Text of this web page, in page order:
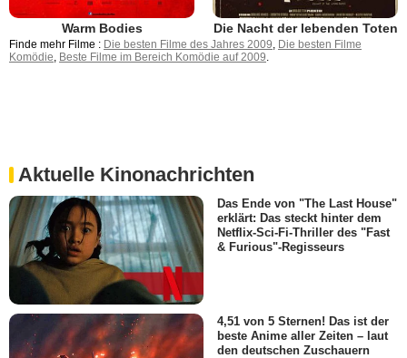
Warm Bodies Die Nacht der lebenden Toten
Finde mehr Filme : Die besten Filme des Jahres 2009, Die besten Filme
Komödie, Beste Filme im Bereich Komödie auf 2009.
Aktuelle Kinonachrichten
Das Ende von "The Last House"
erklärt: Das steckt hinter dem
Netflix-Sci-Fi-Thriller des "Fast
& Furious"-Regisseurs
4,51 von 5 Sternen! Das ist der
beste Anime aller Zeiten – laut
den deutschen Zuschauern